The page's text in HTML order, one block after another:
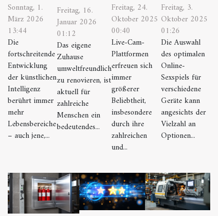
Sonntag, 1.
März 2026
13:44
Die
fortschreitende
Entwicklung
der künstlichen
Intelligenz
berührt immer
mehr
Lebensbereiche
– auch jene,...
Freitag, 16.
Januar 2026
01:12
Das eigene
Zuhause
umweltfreundlich
zu renovieren, ist
aktuell für
zahlreiche
Menschen ein
bedeutendes...
Freitag, 24.
Oktober 2025
00:40
Live-Cam-
Plattformen
erfreuen sich
immer
größerer
Beliebtheit,
insbesondere
durch ihre
zahlreichen
und...
Freitag, 3.
Oktober 2025
01:26
Die Auswahl
des optimalen
Online-
Sexspiels für
verschiedene
Geräte kann
angesichts der
Vielzahl an
Optionen...